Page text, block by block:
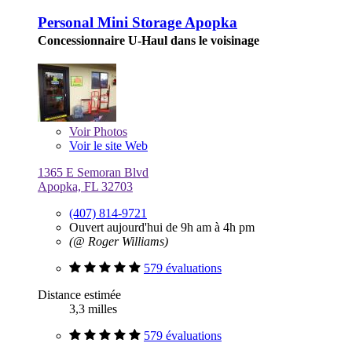
Personal Mini Storage Apopka
Concessionnaire U-Haul dans le voisinage
VoirPhotos
Voir le site Web
1365 E Semoran Blvd
Apopka, FL 32703
(407) 814-9721
Ouvert aujourd'hui de 9h am à 4h pm
(@ Roger Williams)
579 évaluations
Distance estimée
3,3 milles
579 évaluations